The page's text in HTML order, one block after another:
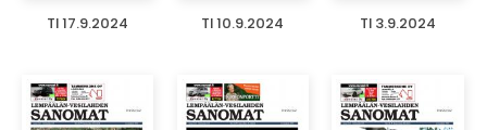
TI 17.9.2024 TI 10.9.2024 TI 3.9.2024